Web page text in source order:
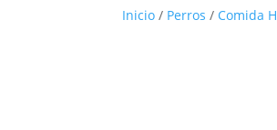
Inicio / Perros / Comida